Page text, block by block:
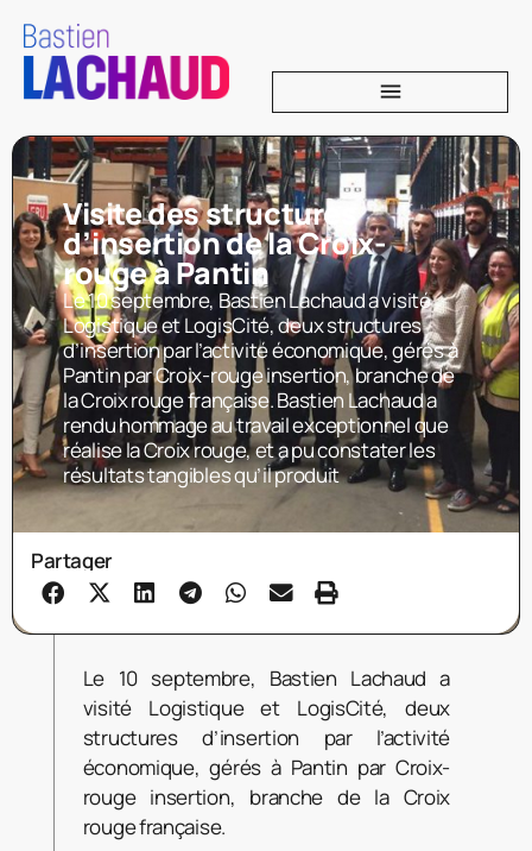
Visite des structures
d’insertion de la Croix-
rouge à Pantin
Le 10 septembre, Bastien Lachaud a visité
Logistique et LogisCité, deux structures
d’insertion par l’activité économique, gérés à
Pantin par Croix-rouge insertion, branche de
la Croix rouge française. Bastien Lachaud a
rendu hommage au travail exceptionnel que
réalise la Croix rouge, et a pu constater les
résultats tangibles qu’il produit
Partager
Le 10 septembre, Bastien Lachaud a
visité Logistique et LogisCité, deux
structures d’insertion par l’activité
économique, gérés à Pantin par Croix-
rouge insertion, branche de la Croix
rouge française.